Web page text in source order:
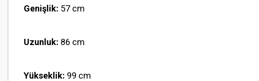
Genişlik: 57 cm
Uzunluk: 86 cm
Yükseklik: 99 cm